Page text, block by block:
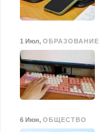
1 Июл, ОБРАЗОВАНИЕ
6 Июн, ОБЩЕСТВО